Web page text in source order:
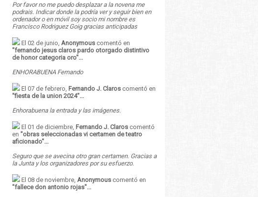
Por favor no me puedo desplazar a la novena me
podrais. Indicar donde la podría ver y seguir bien en
ordenador o en móvil soy socio mi nombre es
Francisco Rodriguez Goig gracias anticipadas
El 02 de junio, Anonymous comentó en
"fernando jesus claros pardo otorgado distintivo
de honor categoria oro"...
ENHORABUENA Fernando
El 07 de febrero, Fernando J. Claros comentó en
"fiesta de la union 2024"...
Enhorabuena la entrada y las imágenes.
El 01 de diciembre, Fernando J. Claros comentó
en "obras seleccionadas vi certamen de teatro
aficionado"...
Seguro que se avecina otro gran certamen. Gracias a
la Junta y los organizadores por su esfuerzo.
El 08 de noviembre, Anonymous comentó en
"fallece don antonio rojas"...